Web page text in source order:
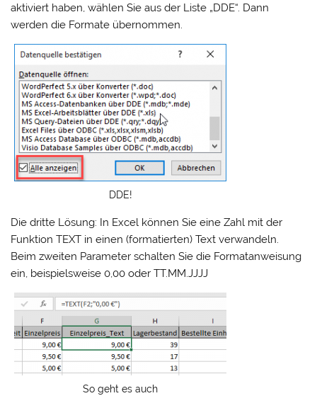
aktiviert haben, wählen Sie aus der Liste „DDE“. Dann
werden die Formate übernommen.
DDE!
Die dritte Lösung: In Excel können Sie eine Zahl mit der
Funktion TEXT in einen (formatierten) Text verwandeln.
Beim zweiten Parameter schalten Sie die Formatanweisung
ein, beispielsweise 0,00 oder TT.MM.JJJJ
So geht es auch